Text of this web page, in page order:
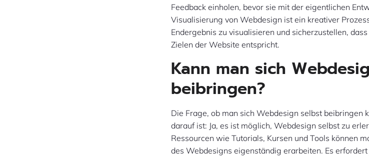
Feedback einholen, bevor sie mit der eigentlichen
Visualisierung von Webdesign ist ein kreativer
Endergebnis zu visualisieren und sicherzustellen,
Zielen der Website entspricht.
Kann man sich
beibringen?
Die Frage, ob man sich Webdesign selbst
darauf ist: Ja, es ist möglich, Webdesign selbst zu
Ressourcen wie Tutorials, Kursen und Tools können
des Webdesigns eigenständig erarbeiten. Es